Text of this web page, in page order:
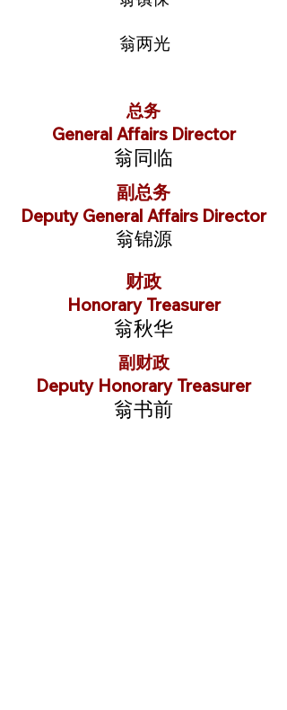
翁两光
总务
General Affairs Director
翁同临
副总务
Deputy General Affairs Director
翁锦源
财政
Honorary Treasurer
翁秋华
副财政
Deputy Honorary Treasurer
翁书前